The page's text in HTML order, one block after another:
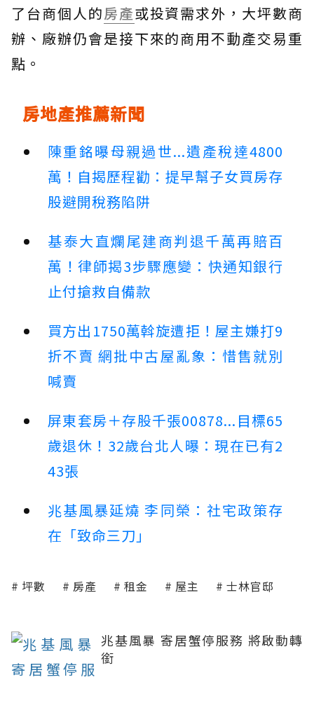
了台商個人的房產或投資需求外，大坪數商
辦、廠辦仍會是接下來的商用不動產交易重
點。
房地產推薦新聞
陳重銘曝母親過世...遺產稅達4800
萬！自揭歷程勸：提早幫子女買房存
股避開稅務陷阱
基泰大直爛尾建商判退千萬再賠百
萬！律師揭3步驟應變：快通知銀行
止付搶救自備款
買方出1750萬斡旋遭拒！屋主嫌打9
折不賣 網批中古屋亂象：惜售就別
喊賣
屏東套房＋存股千張00878...目標65
歲退休！32歲台北人曝：現在已有2
43張
兆基風暴延燒 李同榮：社宅政策存
在「致命三刀」
坪數 房產 租金 屋主 士林官邸
兆基風暴 寄居蟹停服務 將啟動轉
銜